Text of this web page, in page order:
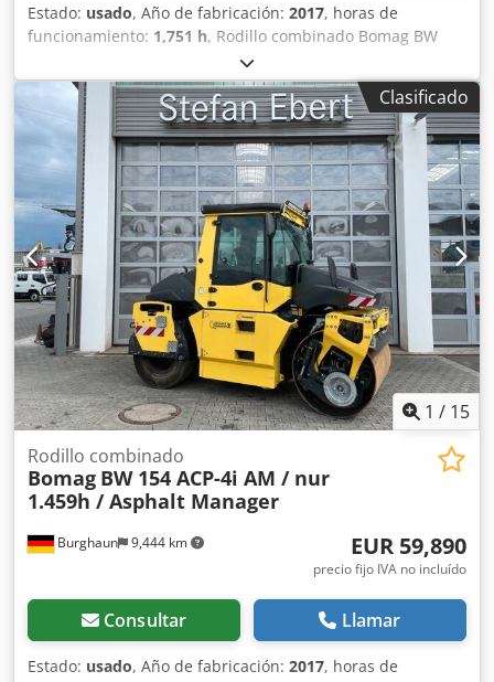
Estado: usado, Año de fabricación: 2017, horas de
funcionamiento: 1,751 h, Rodillo combinado Bomag BW
154 ACP-4i AM, año de fabricación: 2017, horas de
funcionamiento: solo 1.751 horas, motor: Kubota [55,4
kW/75 CV], sistema Asphalt Manager 2, cortadora de
asfalto a ambos lados, peso: 7.400 kg, tambor con
superficie lisa, buen estado, listo para su uso inmediato. Si
lo desea, le ofreceremos una opción de arrendamiento o
financiación. El Sr. Mihm (tel. ) estará encantado de
atenderle. Para obtener más información, visite nuestra
página web. Salvo errores y venta previa. Posibilidad de
alquiler. = Más información = Dedpfozq Tztex Alasck
Póngase en contacto con Tobias Ebert para obtener más
información.
Clasificado
1 / 15
Burghaun 9,444 km
Rodillo combinado
Bomag BW 154 ACP-4i AM / nur
1.459h / Asphalt Manager
EUR 59,890
precio fijo IVA no incluído
Consultar Llamar
Estado: usado, Año de fabricación: 2017, horas de